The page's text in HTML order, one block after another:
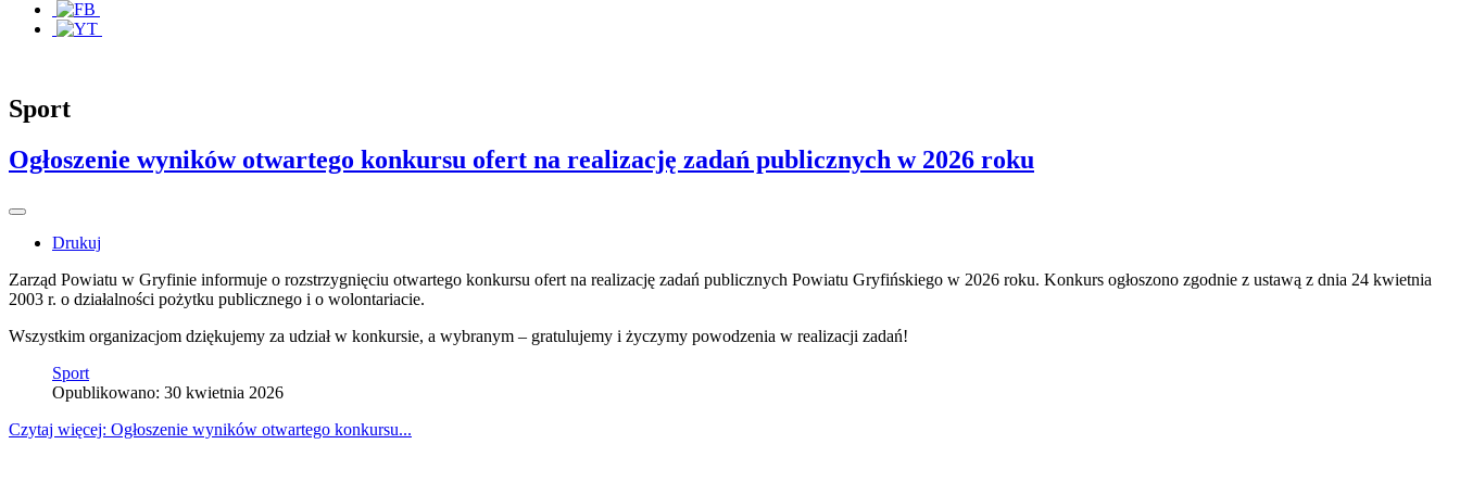
Sport
Ogłoszenie wyników otwartego konkursu ofert na realizację zadań publicznych w 2026 roku
Drukuj
Zarząd Powiatu w Gryfinie informuje o rozstrzygnięciu otwartego konkursu ofert na realizację zadań publicznych Powiatu Gryfińskiego w 2026 roku. Konkurs ogłoszono zgodnie z ustawą z dnia 24 kwietnia
2003 r. o działalności pożytku publicznego i o wolontariacie.
Wszystkim organizacjom dziękujemy za udział w konkursie, a wybranym – gratulujemy i życzymy powodzenia w realizacji zadań!
Sport
Opublikowano: 30 kwietnia 2026
Czytaj więcej: Ogłoszenie wyników otwartego konkursu...